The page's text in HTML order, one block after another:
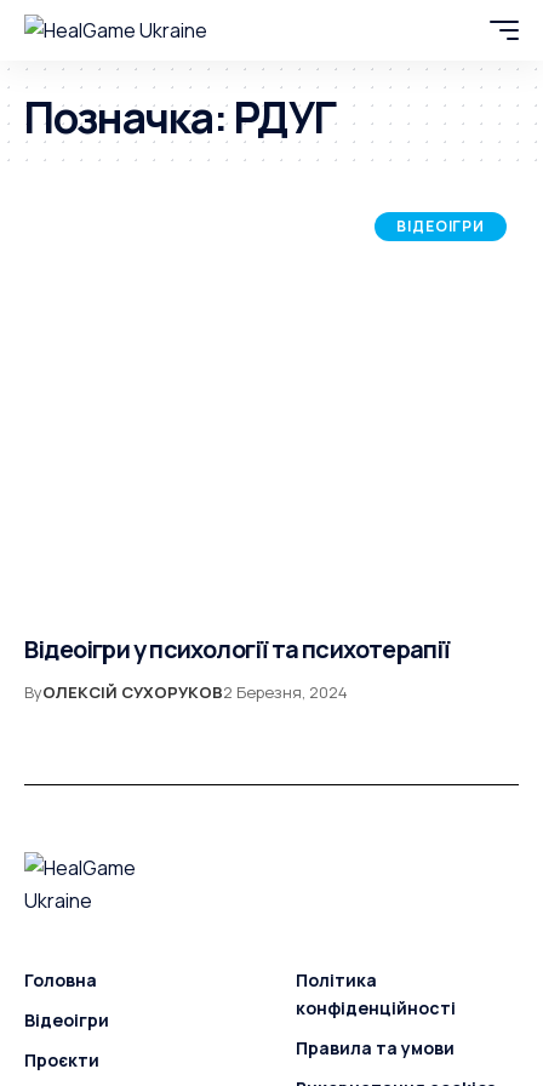
Позначка:РДУГ
ВІДЕОІГРИ
Відеоігри у психології та психотерапії
ByОЛЕКСІЙ СУХОРУКОВ2 Березня, 2024
Головна
Відеоігри
Проєкти
Політика
конфіденційності
Правила та умови